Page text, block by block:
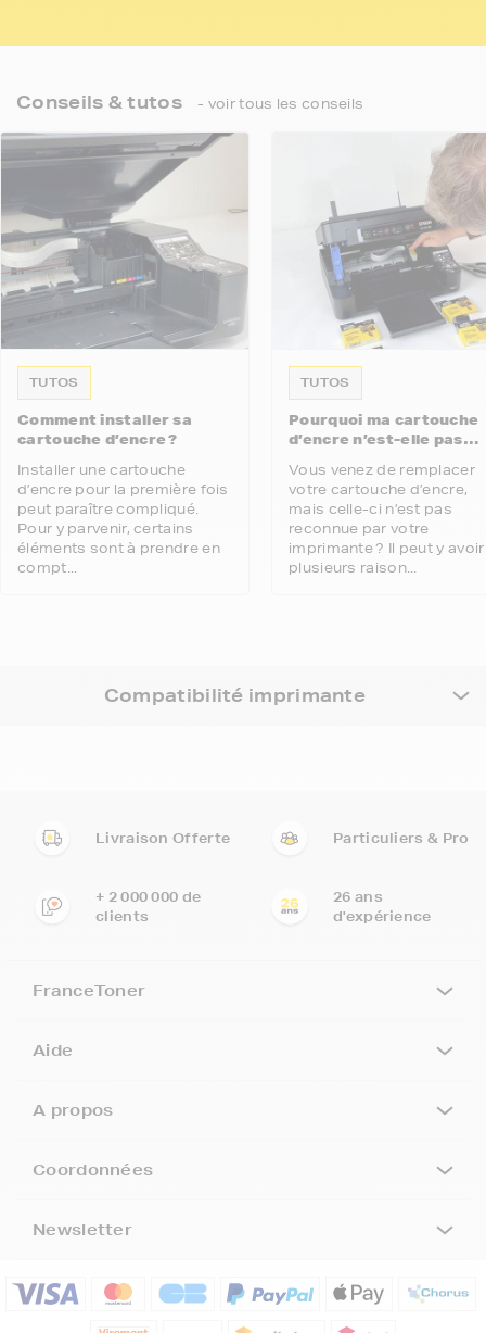
Conseils & tutos - voir tous les conseils
TUTOS
Comment installer sa
cartouche d’encre ?
Installer une cartouche
d’encre pour la première fois
peut paraître compliqué.
Pour y parvenir, certains
éléments sont à prendre en
compt...
TUTOS
Pourquoi ma cartouche
d’encre n’est-elle pas
imprimante ?
Vous venez de remplacer
votre cartouche d’encre,
mais celle-ci n’est pas
reconnue par votre
imprimante ? Il peut y avoir
plusieurs raison...
Compatibilité imprimante
Livraison Offerte Particuliers & Pro
+ 2 000 000 de
clients
26 ans
d'expérience
FranceToner
Aide
A propos
Coordonnées
Newsletter
5€ offerts sur votre 1ère